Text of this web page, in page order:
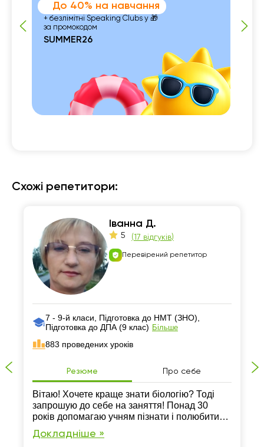
До 40% на навчання
+ безлімітні Speaking Clubs у 🎁
за промокодом
SUMMER26
Схожі репетитори:
Іванна Д.
5 (17 відгуків)
Перевірений репетитор
7 - 9-й класи, Підготовка до НМТ (ЗНО),
Підготовка до ДПА (9 клас) Більше
883 проведених уроків
Резюме Про себе
Вітаю! Хочете краще знати біологію? Тоді
запрошую до себе на заняття! Понад 30
років допомагаю учням пізнати і полюбити
цікаву науку біологію. Допоможу вам добре
підготуватись до уроків, НМТ з біології,
Докладніше »